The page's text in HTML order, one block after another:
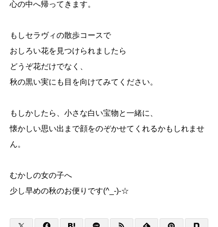
心の中へ帰ってきます。
もしセラヴィの散歩コースで
おしろい花を見つけられましたら
どうぞ花だけでなく、
秋の黒い実にも目を向けてみてください。
もしかしたら、小さな白い宝物と一緒に、
懐かしい思い出まで顔をのぞかせてくれるかもしれませ
ん。
むかしの女の子へ
少し早めの秋のお便りです(^_-)-☆